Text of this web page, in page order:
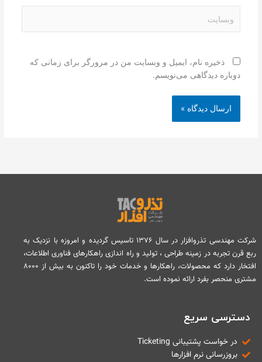
ذخیره نام، ایمیل و وبسایت من در مرورگر برای زمانی که
دوباره دیدگاهی می‌نویسم.
شرکت مهندسی تذروافزار در سال ۱۳۷۶ تاسیس گردیده و امروزه با نزدیک به
ربع قرن تجربه در زمینه طراحی ، تولید و راه اندازی راهکارهای فناوری اطلاعات،
افتخار دارد که محصولات، راهکارها و خدمات خود را تاکنون به بیش از ۸۰۰۰
مشتری منحصر بفرد ارائه نموده است.
دسترسی سریع
در خواست پشتیبانی Ticketing
بروزرسانی نرم افزارها